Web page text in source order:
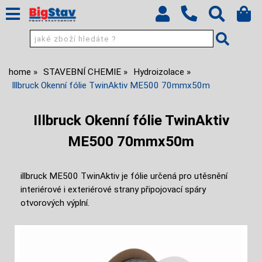
home STAVEBNÍ CHEMIE
Hydroizolace
Illbruck Okenní fólie TwinAktiv ME500 70mmx50m
Illbruck Okenní fólie TwinAktiv
ME500 70mmx50m
illbruck ME500 TwinAktiv je fólie určená pro utěsnění
interiérové i exteriérové strany připojovací spáry
otvorových výplní.